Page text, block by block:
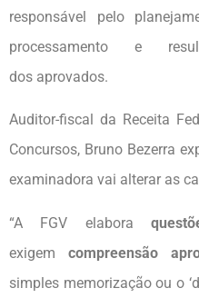
responsável pelo
processamento e
dos aprovados.
Auditor-fiscal da Receita
Concursos, Bruno Bezerra
examinadora vai alterar as
“A FGV elabora
exigem compreensão
simples memorização ou o